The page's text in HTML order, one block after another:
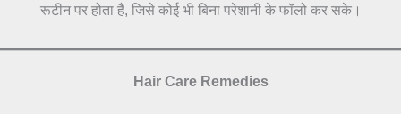
रूटीन पर होता है, जिसे कोई भी बिना परेशानी के फॉलो कर सके।
Hair Care Remedies